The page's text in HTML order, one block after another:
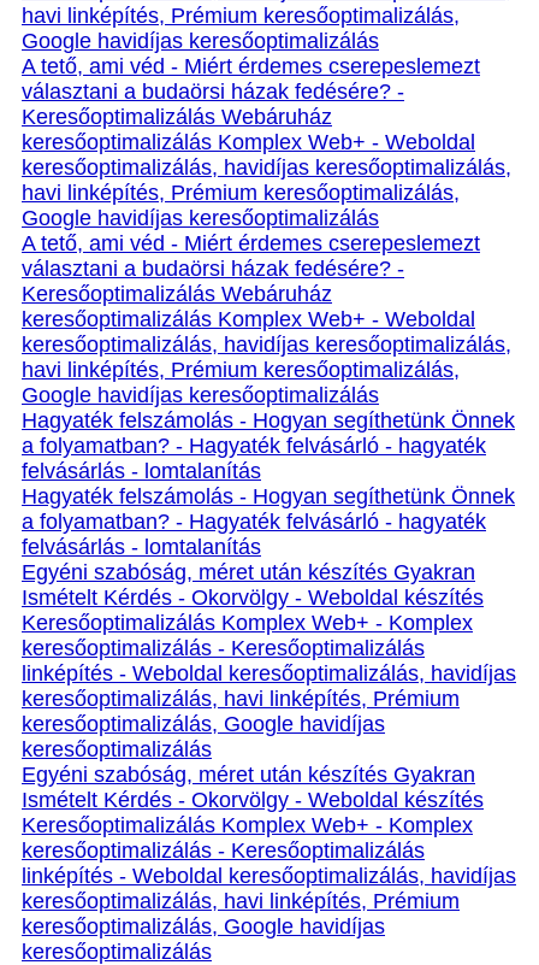
havi linképítés, Prémium keresőoptimalizálás,
Google havidíjas keresőoptimalizálás
A tető, ami véd - Miért érdemes cserepeslemezt
választani a budaörsi házak fedésére? -
Keresőoptimalizálás Webáruház
keresőoptimalizálás Komplex Web+ - Weboldal
keresőoptimalizálás, havidíjas keresőoptimalizálás,
havi linképítés, Prémium keresőoptimalizálás,
Google havidíjas keresőoptimalizálás
A tető, ami véd - Miért érdemes cserepeslemezt
választani a budaörsi házak fedésére? -
Keresőoptimalizálás Webáruház
keresőoptimalizálás Komplex Web+ - Weboldal
keresőoptimalizálás, havidíjas keresőoptimalizálás,
havi linképítés, Prémium keresőoptimalizálás,
Google havidíjas keresőoptimalizálás
Hagyaték felszámolás - Hogyan segíthetünk Önnek
a folyamatban? - Hagyaték felvásárló - hagyaték
felvásárlás - lomtalanítás
Hagyaték felszámolás - Hogyan segíthetünk Önnek
a folyamatban? - Hagyaték felvásárló - hagyaték
felvásárlás - lomtalanítás
Egyéni szabóság, méret után készítés Gyakran
Ismételt Kérdés - Okorvölgy - Weboldal készítés
Keresőoptimalizálás Komplex Web+ - Komplex
keresőoptimalizálás - Keresőoptimalizálás
linképítés - Weboldal keresőoptimalizálás, havidíjas
keresőoptimalizálás, havi linképítés, Prémium
keresőoptimalizálás, Google havidíjas
keresőoptimalizálás
Egyéni szabóság, méret után készítés Gyakran
Ismételt Kérdés - Okorvölgy - Weboldal készítés
Keresőoptimalizálás Komplex Web+ - Komplex
keresőoptimalizálás - Keresőoptimalizálás
linképítés - Weboldal keresőoptimalizálás, havidíjas
keresőoptimalizálás, havi linképítés, Prémium
keresőoptimalizálás, Google havidíjas
keresőoptimalizálás